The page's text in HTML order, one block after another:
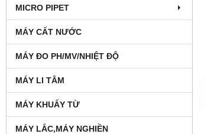
MICRO PIPET
MÁY CẤT NƯỚC
MÁY ĐO PH/MV/NHIỆT ĐỘ
MÁY LI TÂM
MÁY KHUẤY TỪ
MÁY LẮC,MÁY NGHIỀN